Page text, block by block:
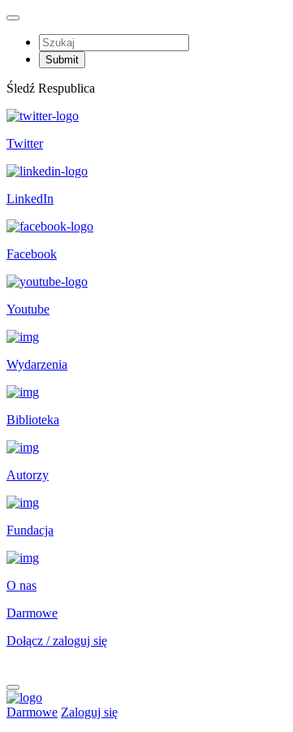
Śledź Respublica
Twitter
LinkedIn
Facebook
Youtube
Wydarzenia
Biblioteka
Autorzy
Fundacja
O nas
Darmowe
Dołącz / zaloguj się
Darmowe Zaloguj się